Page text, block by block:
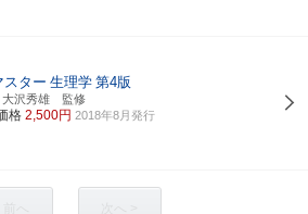
スター 生理学 第4版
大沢秀雄 監修
格 2,500円 2018年8月発行